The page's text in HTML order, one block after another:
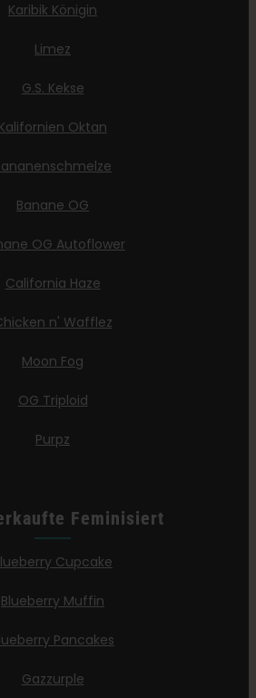
Karibik Königin
Limez
G.S. Kekse
Kalifornien Oktan
Banane OG
OG Autoflower
California Haze
n' Wafflez
Moon Fog
OG Triploid
Purpz
Feminisiert
Cupcake
Blueberry Muffin
Pancakes
Gazzurple